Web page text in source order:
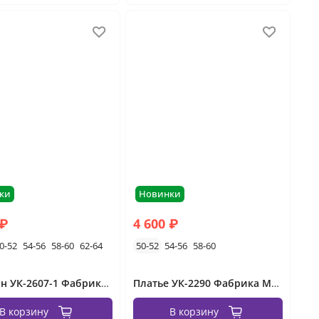
52 54-56 58-60 62-64
Сарафан УК-2607-1 Фабрика Моды
В корзину
Новинки
4 600 ₽
50-52 54-56 58-60
Платье УК-2290 Фабрика Моды
В корзину